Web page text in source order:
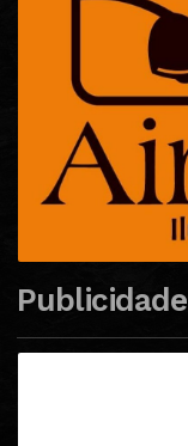
Publicidade